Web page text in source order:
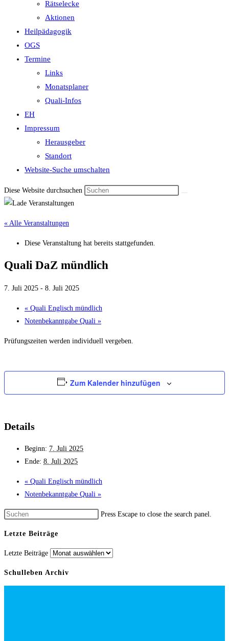
Rätselecke
Aktionen
Heilpädagogik
OGS
Termine
Links
Monatsplaner
Quali-Infos
EH
Impressum
Herausgeber
Standort
Website-Suche umschalten
Diese Website durchsuchen
« Alle Veranstaltungen
Diese Veranstaltung hat bereits stattgefunden.
Quali DaZ mündlich
7. Juli 2025 - 8. Juli 2025
« Quali Englisch mündlich
Notenbekanntgabe Quali »
Prüfungszeiten werden individuell vergeben.
Zum Kalender hinzufügen
Details
Beginn: 7. Juli 2025
Ende: 8. Juli 2025
« Quali Englisch mündlich
Notenbekanntgabe Quali »
Press Escape to close the search panel.
Letzte Beiträge
Letzte Beiträge
Schulleben Archiv